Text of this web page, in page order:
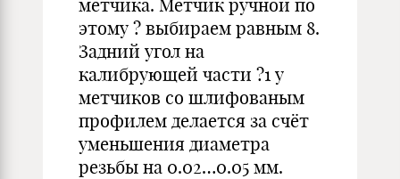
метчика. Метчик ручной по
этому ? выбираем равным 8.
Задний угол на
калибрующей части ?1 у
метчиков со шлифованым
профилем делается за счёт
уменьшения диаметра
резьбы на 0.02…0.05 мм.